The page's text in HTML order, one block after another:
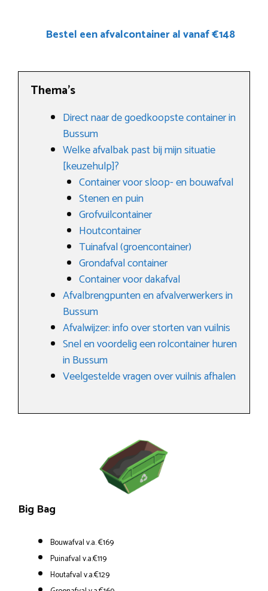
Bestel een afvalcontainer al vanaf €148
Thema’s
Direct naar de goedkoopste container in
Bussum
Welke afvalbak past bij mijn situatie
[keuzehulp]?
Container voor sloop- en bouwafval
Stenen en puin
Grofvuilcontainer
Houtcontainer
Tuinafval (groencontainer)
Grondafval container
Container voor dakafval
Afvalbrengpunten en afvalverwerkers in
Bussum
Afvalwijzer: info over storten van vuilnis
Snel en voordelig een rolcontainer huren
in Bussum
Veelgestelde vragen over vuilnis afhalen
Big Bag
Bouwafval v.a. €169
Puinafval v.a.€119
Houtafval v.a.€129